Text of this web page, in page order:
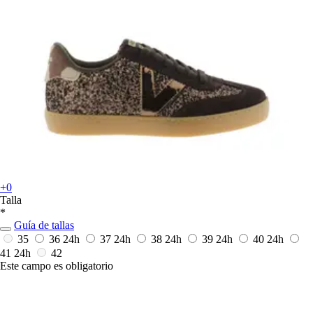
+0
Talla
*
Guía de tallas
35
36 24h 37 24h 38 24h 39 24h 40 24h
41 24h
42
Este campo es obligatorio